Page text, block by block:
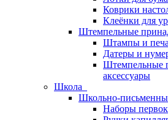
Коврики
Клеёнки для
Штемпельные
Штампы и
Датеры и
Штемпельные
аксессуары
Школа
Школьно-
Наборы